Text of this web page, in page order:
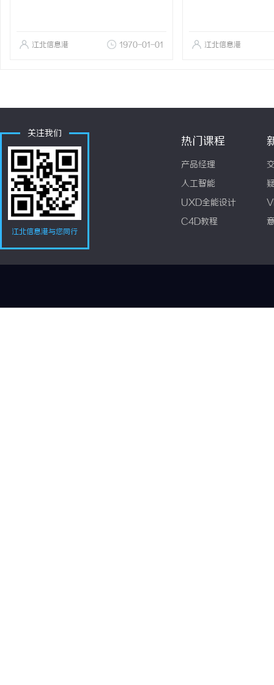
江北信息港 1970-01-01 江北信息港
关注我们
江北信息港与您同行
热门课程
产品经理
人工智能
UXD全能设计
C4D教程